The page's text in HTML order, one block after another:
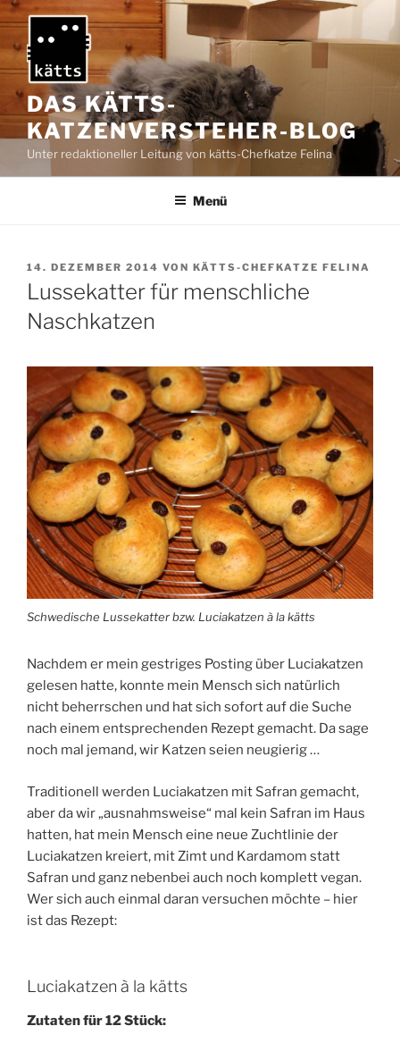
Zum
Inhalt
springen
DAS KÄTTS-
KATZENVERSTEHER-BLOG
Unter redaktioneller Leitung von kätts-Chefkatze Felina
Menü
VERÖFFENTLICHT
AM
14. DEZEMBER 2014 VON KÄTTS-CHEFKATZE FELINA
Lussekatter für menschliche
Naschkatzen
Schwedische Lussekatter bzw. Luciakatzen à la kätts
Nachdem er mein gestriges Posting über Luciakatzen
gelesen hatte, konnte mein Mensch sich natürlich
nicht beherrschen und hat sich sofort auf die Suche
nach einem entsprechenden Rezept gemacht. Da sage
noch mal jemand, wir Katzen seien neugierig …
Traditionell werden Luciakatzen mit Safran gemacht,
aber da wir „ausnahmsweise“ mal kein Safran im Haus
hatten, hat mein Mensch eine neue Zuchtlinie der
Luciakatzen kreiert, mit Zimt und Kardamom statt
Safran und ganz nebenbei auch noch komplett vegan.
Wer sich auch einmal daran versuchen möchte – hier
ist das Rezept:
Luciakatzen à la kätts
Zutaten für 12 Stück: